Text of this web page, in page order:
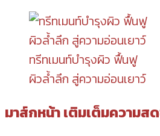
ทรีทเมนท์บำรุงผิว ฟื้นฟู
ผิวล้ำลึก สู่ความอ่อนเยาว์
มาส์กหน้า เติมเต็มความส